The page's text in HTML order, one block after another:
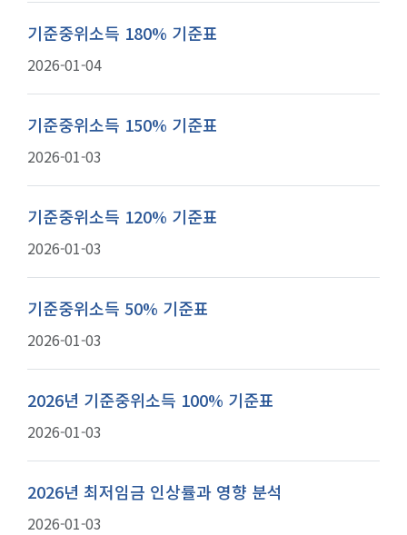
기준중위소득 180% 기준표
2026-01-04
기준중위소득 150% 기준표
2026-01-03
기준중위소득 120% 기준표
2026-01-03
기준중위소득 50% 기준표
2026-01-03
2026년 기준중위소득 100% 기준표
2026-01-03
2026년 최저임금 인상률과 영향 분석
2026-01-03